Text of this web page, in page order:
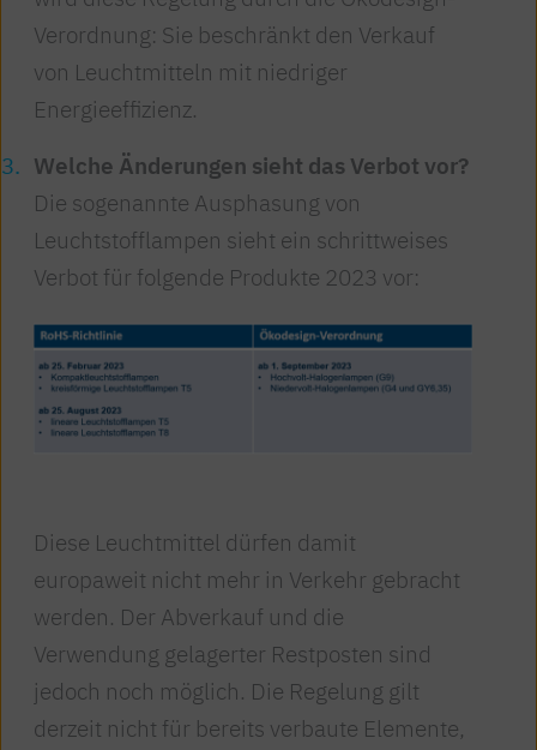
Verordnung: Sie beschränkt den Verkauf
von Leuchtmitteln mit niedriger
Energieeffizienz.
Welche Änderungen sieht das Verbot vor?
Die sogenannte Ausphasung von
Leuchtstofflampen sieht ein schrittweises
Verbot für folgende Produkte 2023 vor:
Diese Leuchtmittel dürfen damit
europaweit nicht mehr in Verkehr gebracht
werden. Der Abverkauf und die
Verwendung gelagerter Restposten sind
jedoch noch möglich. Die Regelung gilt
derzeit nicht für bereits verbaute Elemente,